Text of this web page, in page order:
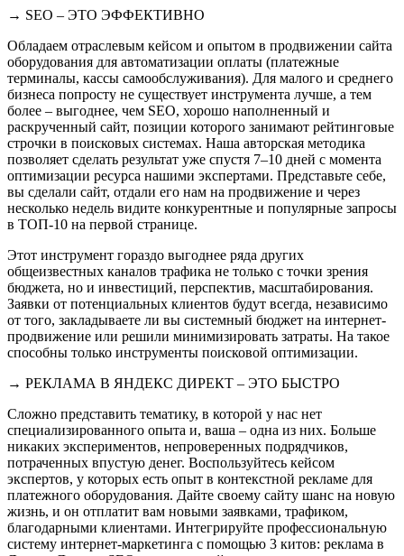
→ SEO – ЭТО ЭФФЕКТИВНО
Обладаем отраслевым кейсом и опытом в продвижении сайта
оборудования для автоматизации оплаты (платежные
терминалы, кассы самообслуживания). Для малого и среднего
бизнеса попросту не существует инструмента лучше, а тем
более – выгоднее, чем SEO, хорошо наполненный и
раскрученный сайт, позиции которого занимают рейтинговые
строчки в поисковых системах. Наша авторская методика
позволяет сделать результат уже спустя 7–10 дней с момента
оптимизации ресурса нашими экспертами. Представьте себе,
вы сделали сайт, отдали его нам на продвижение и через
несколько недель видите конкурентные и популярные запросы
в ТОП-10 на первой странице.
Этот инструмент гораздо выгоднее ряда других
общеизвестных каналов трафика не только с точки зрения
бюджета, но и инвестиций, перспектив, масштабирования.
Заявки от потенциальных клиентов будут всегда, независимо
от того, закладываете ли вы системный бюджет на интернет-
продвижение или решили минимизировать затраты. На такое
способны только инструменты поисковой оптимизации.
→ РЕКЛАМА В ЯНДЕКС ДИРЕКТ – ЭТО БЫСТРО
Сложно представить тематику, в которой у нас нет
специализированного опыта и, ваша – одна из них. Больше
никаких экспериментов, непроверенных подрядчиков,
потраченных впустую денег. Воспользуйтесь кейсом
экспертов, у которых есть опыт в контекстной рекламе для
платежного оборудования. Дайте своему сайту шанс на новую
жизнь, и он отплатит вам новыми заявками, трафиком,
благодарными клиентами. Интегрируйте профессиональную
систему интернет-маркетинга с помощью 3 китов: реклама в